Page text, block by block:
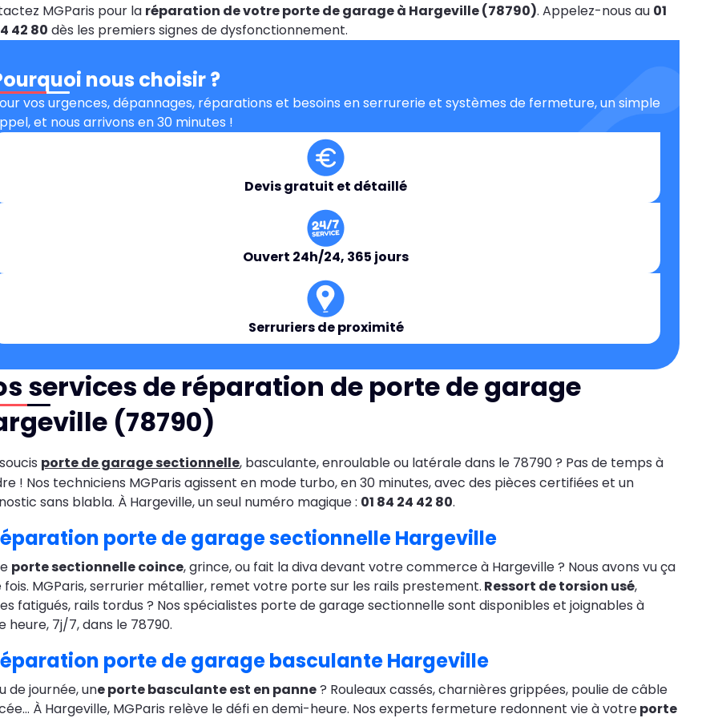
MGParis pour la réparation de votre porte de garage à Hargeville (78790). Appelez-nous au 01
42 80 dès les premiers signes de dysfonctionnement.
nous choisir ?
vos urgences, dépannages, réparations et besoins en serrurerie et systèmes de fermeture, un simple
et nous arrivons en 30 minutes !
Devis gratuit et détaillé
Ouvert 24h/24, 365 jours
Serruriers de proximité
services de réparation de porte de garage
(78790)
porte de garage sectionnelle, basculante, enroulable ou latérale dans le 78790 ? Pas de temps à
! Nos techniciens MGParis agissent en mode turbo, en 30 minutes, avec des pièces certifiées et un
sans blabla. À Hargeville, un seul numéro magique : 01 84 24 42 80.
porte de garage sectionnelle Hargeville
porte sectionnelle coince, grince, ou fait la diva devant votre commerce à Hargeville ? Nous avons vu ça
fois. MGParis, serrurier métallier, remet votre porte sur les rails prestement. Ressort de torsion usé,
fatigués, rails tordus ? Nos spécialistes porte de garage sectionnelle sont disponibles et joignables à
heure, 7j/7, dans le 78790.
porte de garage basculante Hargeville
de journée, une porte basculante est en panne? Rouleaux cassés, charnières grippées, poulie de câble
À Hargeville, MGParis relève le défi en demi-heure. Nos experts fermeture redonnent vie à votreporte